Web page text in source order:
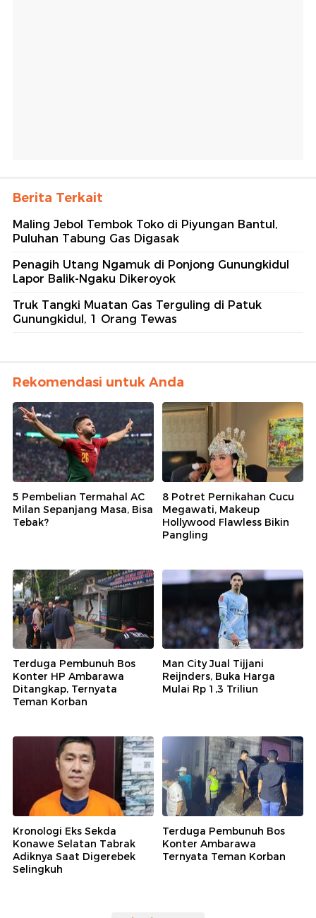
Berita Terkait
Maling Jebol Tembok Toko di Piyungan Bantul,
Puluhan Tabung Gas Digasak
Penagih Utang Ngamuk di Ponjong Gunungkidul
Lapor Balik-Ngaku Dikeroyok
Truk Tangki Muatan Gas Terguling di Patuk
Gunungkidul, 1 Orang Tewas
Rekomendasi untuk Anda
5 Pembelian Termahal AC
Milan Sepanjang Masa, Bisa
Tebak?
8 Potret Pernikahan Cucu
Megawati, Makeup
Hollywood Flawless Bikin
Pangling
Terduga Pembunuh Bos
Konter HP Ambarawa
Ditangkap, Ternyata
Teman Korban
Man City Jual Tijjani
Reijnders, Buka Harga
Mulai Rp 1,3 Triliun
Kronologi Eks Sekda
Konawe Selatan Tabrak
Adiknya Saat Digerebek
Selingkuh
Terduga Pembunuh Bos
Konter Ambarawa
Ternyata Teman Korban